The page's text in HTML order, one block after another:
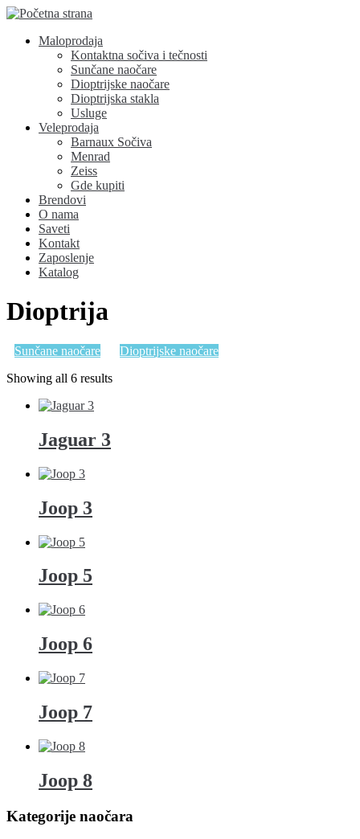
Maloprodaja
Kontaktna sočiva i tečnosti
Sunčane naočare
Dioptrijske naočare
Dioptrijska stakla
Usluge
Veleprodaja
Barnaux Sočiva
Menrad
Zeiss
Gde kupiti
Brendovi
O nama
Saveti
Kontakt
Zaposlenje
Katalog
Dioptrija
Sunčane naočare
Dioptrijske naočare
Showing all 6 results
Jaguar 3
Joop 3
Joop 5
Joop 6
Joop 7
Joop 8
Kategorije naočara